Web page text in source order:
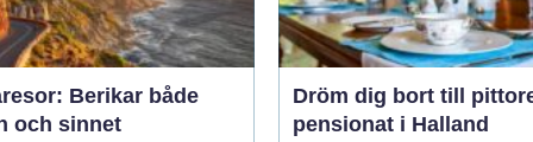
Berikar både
och sinnet
Dröm dig bort till
pensionat i Halland